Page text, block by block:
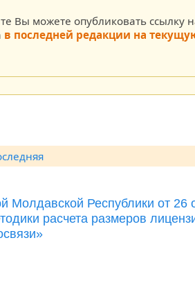
Вы можете опубликовать
в последней редакции на
Молдавской Республики от 26
расчета размеров